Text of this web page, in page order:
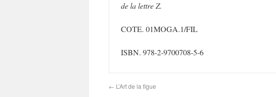
de la lettre Z.
COTE. 01MOGA.1/FIL
ISBN. 978-2-9700708-5-6
← L’Art de la figue